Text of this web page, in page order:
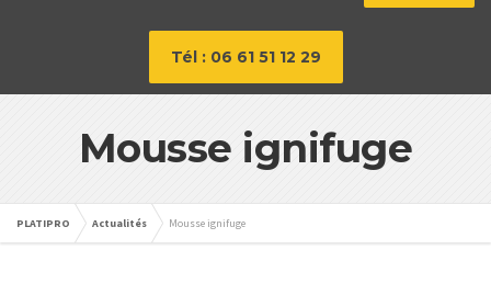
Tél : 06 61 51 12 29
Mousse ignifuge
PLATIPRO Actualités Mousse ignifuge